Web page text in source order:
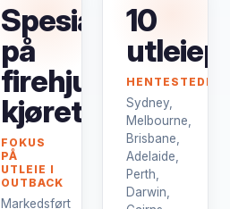
Spesialist
på
firehjulsdrevne
kjøretøy
FOKUS
PÅ
UTLEIE I
OUTBACK
Markedsført
10
HENTESTEDER
Sydney,
Melbourne,
Brisbane,
Adelaide,
Perth,
Darwin,